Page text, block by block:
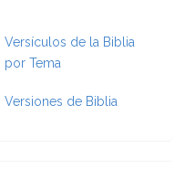
Versículos de la Biblia
por Tema
Versiones de Biblia